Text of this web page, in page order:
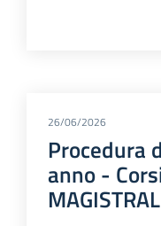
26/06/2026
Procedura
anno -